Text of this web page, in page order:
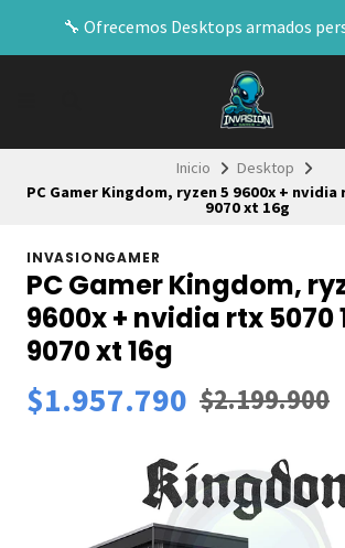
🔧​ Ofrecemos Desktops armados
Inicio
Desktop
PC Gamer Kingdom, ryzen 5 9600x +
9070 xt 16g
INVASIONGAMER
PC Gamer Kingdom,
9600x + nvidia rtx 5070
9070 xt 16g
$1.957.790 $2.199.900